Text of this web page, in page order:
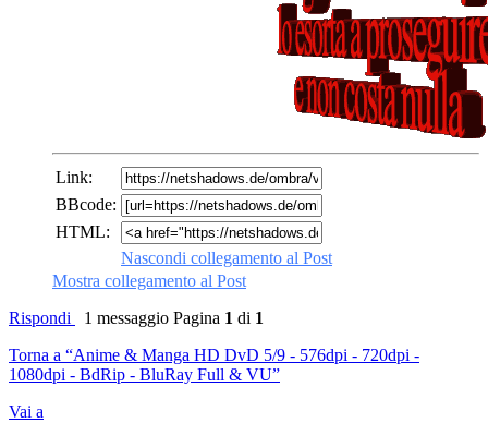
Link:
BBcode:
HTML:
Nascondi collegamento al Post
Mostra collegamento al Post
Rispondi
1 messaggio Pagina 1 di 1
Torna a “Anime & Manga HD DvD 5/9 - 576dpi - 720dpi -
1080dpi - BdRip - BluRay Full & VU”
Vai a